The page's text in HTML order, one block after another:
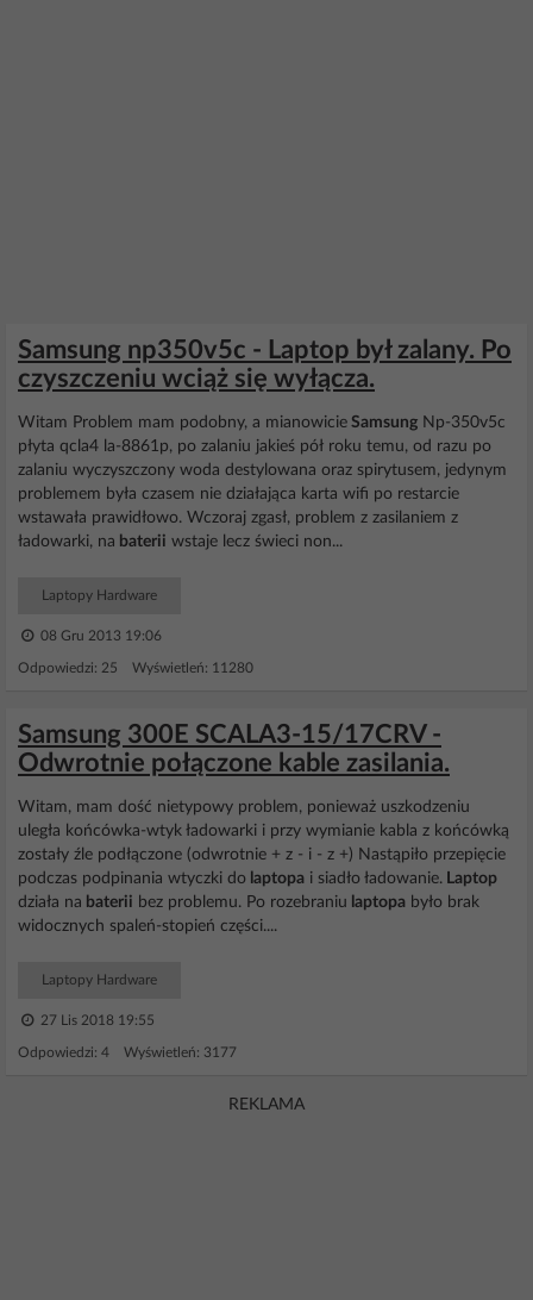
Samsung np350v5c - Laptop był zalany. Po
czyszczeniu wciąż się wyłącza.
Witam Problem mam podobny, a mianowicie Samsung Np-350v5c
płyta qcla4 la-8861p, po zalaniu jakieś pół roku temu, od razu po
zalaniu wyczyszczony woda destylowana oraz spirytusem, jedynym
problemem była czasem nie działająca karta wifi po restarcie
wstawała prawidłowo. Wczoraj zgasł, problem z zasilaniem z
ładowarki, na baterii wstaje lecz świeci non...
Laptopy Hardware
08 Gru 2013 19:06
Odpowiedzi: 25 Wyświetleń: 11280
Samsung 300E SCALA3-15/17CRV -
Odwrotnie połączone kable zasilania.
Witam, mam dość nietypowy problem, ponieważ uszkodzeniu
uległa końcówka-wtyk ładowarki i przy wymianie kabla z końcówką
zostały źle podłączone (odwrotnie + z - i - z +) Nastąpiło przepięcie
podczas podpinania wtyczki do laptopa i siadło ładowanie. Laptop
działa na baterii bez problemu. Po rozebraniu laptopa było brak
widocznych spaleń-stopień części....
Laptopy Hardware
27 Lis 2018 19:55
Odpowiedzi: 4 Wyświetleń: 3177
REKLAMA